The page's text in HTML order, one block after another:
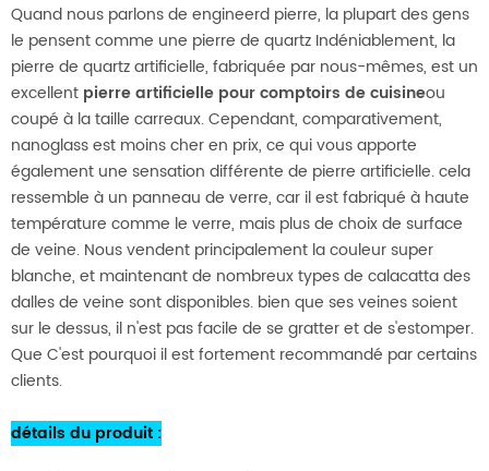
Quand nous parlons de engineerd pierre, la plupart des gens
le pensent comme une pierre de quartz Indéniablement, la
pierre de quartz artificielle, fabriquée par nous-mêmes, est un
excellent pierre artificielle pour comptoirs de cuisineou
coupé à la taille carreaux. Cependant, comparativement,
nanoglass est moins cher en prix, ce qui vous apporte
également une sensation différente de pierre artificielle. cela
ressemble à un panneau de verre, car il est fabriqué à haute
température comme le verre, mais plus de choix de surface
de veine. Nous vendent principalement la couleur super
blanche, et maintenant de nombreux types de calacatta des
dalles de veine sont disponibles. bien que ses veines soient
sur le dessus, il n'est pas facile de se gratter et de s'estomper.
Que C'est pourquoi il est fortement recommandé par certains
clients.
détails du produit :